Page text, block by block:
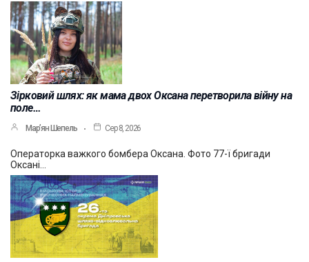
Зірковий шлях: як мама двох Оксана перетворила війну на
поле…
Мар’ян Шепель Сер 8, 2026
Операторка важкого бомбера Оксана. Фото 77-ї бригади
Оксані…